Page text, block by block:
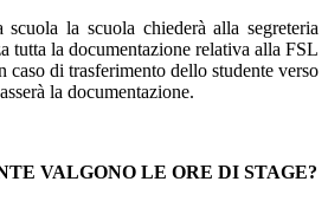
la scuola chiederà alla segreteria
tutta la documentazione relativa alla FSL
caso di trasferimento dello studente verso
la documentazione.
VALGONO LE ORE DI STAGE?